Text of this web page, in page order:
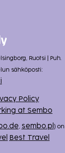
Ruotsi | Puh.
sähköposti:
Policy
at Sembo
sembo.pl ) on
Best Travel